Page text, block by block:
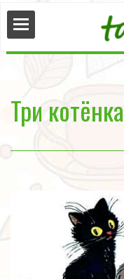
Три котёнка